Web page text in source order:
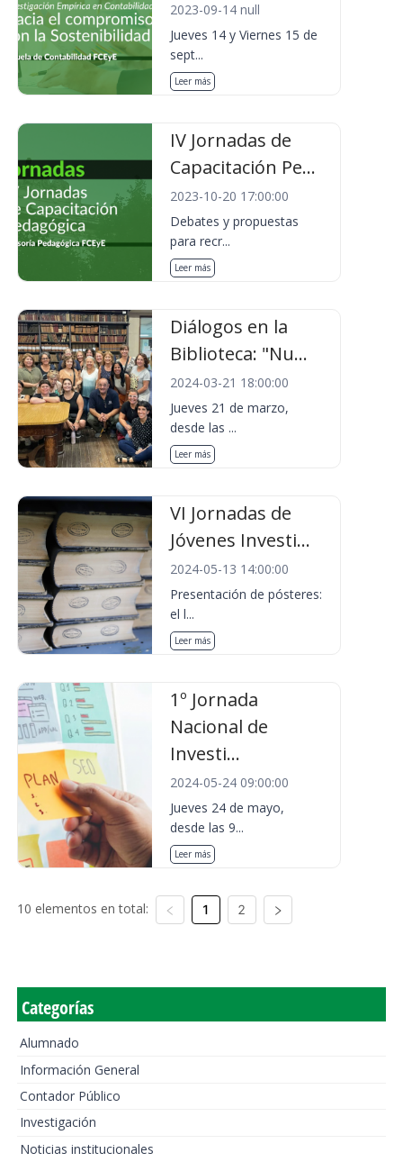
2023-09-14 null
Jueves 14 y Viernes 15 de
sept...
Leer más
IV Jornadas de
Capacitación Pe...
2023-10-20 17:00:00
Debates y propuestas
para recr...
Leer más
Diálogos en la
Biblioteca: "Nu...
2024-03-21 18:00:00
Jueves 21 de marzo,
desde las ...
Leer más
VI Jornadas de
Jóvenes Investi...
2024-05-13 14:00:00
Presentación de pósteres:
el l...
Leer más
1º Jornada
Nacional de
Investi...
2024-05-24 09:00:00
Jueves 24 de mayo,
desde las 9...
Leer más
10 elementos en total: 1 2
Categorías
Alumnado
Información General
Contador Público
Investigación
Noticias institucionales